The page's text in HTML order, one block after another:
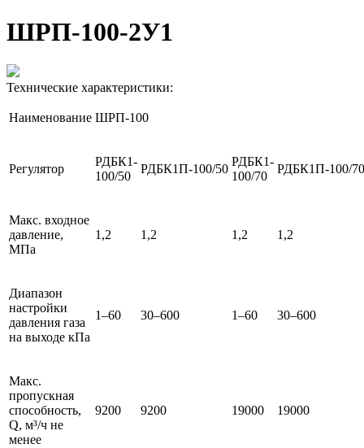
ШРП-100-2У1
Технические характеристики:
Наименование ШРП-100
Регулятор
РДБК1-
100/50
РДБК1П-100/50
РДБК1-
100/70
РДБК1П-100/70
Макс. входное
давление,
МПа
1,2 1,2 1,2 1,2
Диапазон
настройки
давления газа
на выходе кПа
1–60 30–600 1–60 30–600
Макс.
пропускная
способность,
Q, м³/ч не
менее
9200 9200 19000 19000